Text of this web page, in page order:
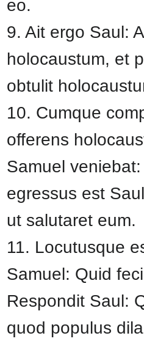
eo.
9. Ait ergo Saul:
holocaustum, et
obtulit
10. Cumque
offerens
Samuel
egressus est
ut salutaret eum.
11. Locutusque
Samuel: Quid
Respondit Saul:
quod populus